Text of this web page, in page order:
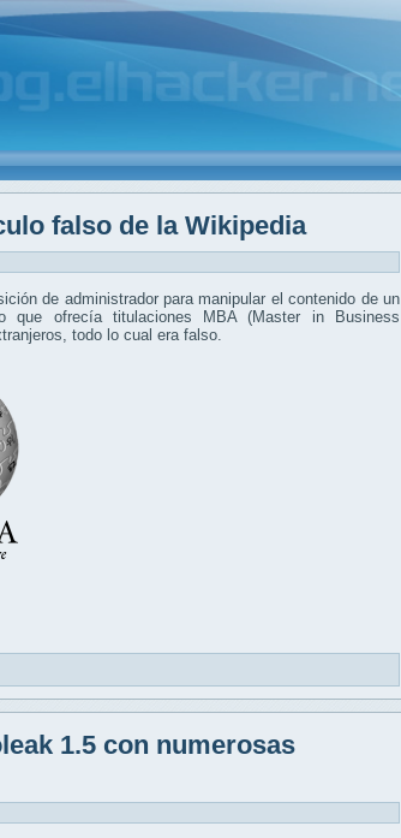
falso de la Wikipedia
de administrador para manipular el contenido de un
ofrecía titulaciones MBA (Master in Business
todo lo cual era falso.
1.5 con numerosas